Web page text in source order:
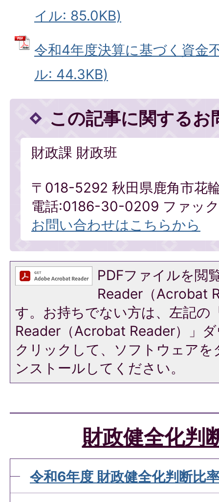
イル: 85.0KB)
令和4年度決算に基づく資金
ル: 44.3KB)
この記事に関するお
財政課 財政班
〒018-5292 秋田県鹿角市花
電話:0186-30-0209 ファッ
お問い合わせはこちらから
PDFファイルを閲
Reader（Acrobat
す。お持ちでない方は、左記の
Reader（Acrobat Reader）」
クリックして、ソフトウェア
ンストールしてください。
財政健全化判
令和6年度 財政健全化判断比